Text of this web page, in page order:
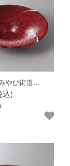
やび街道…
)